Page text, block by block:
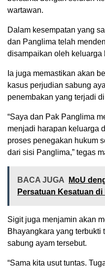
wartawan.
Dalam kesempatan yang
dan Panglima telah
disampaikan oleh keluarga
Ia juga memastikan akan
kasus perjudian sabung
penembakan yang terjadi
“Saya dan Pak Panglima
menjadi harapan keluarga
proses penegakan hukum
dari sisi Panglima,” tegas
BACA JUGA
MoU
Persatuan Kesatuan
Sigit juga menjamin akan
Bhayangkara yang
sabung ayam tersebut.
“Sama kita usut tuntas.